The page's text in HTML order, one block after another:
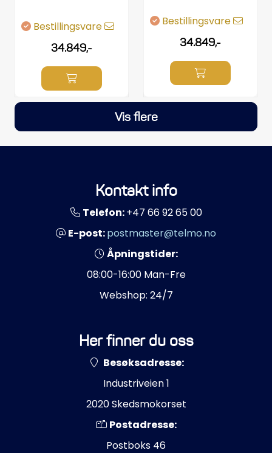
Bestillingsvare
34.849,-
Bestillingsvare
34.849,-
Vis flere
Kontakt info
Telefon:+47 66 92 65 00
E-post:postmaster@telmo.no
Åpningstider:
08:00-16:00 Man-Fre
Webshop: 24/7
Her finner du oss
Besøksadresse:
Industriveien 1
2020 Skedsmokorset
Postadresse:
Postboks 46